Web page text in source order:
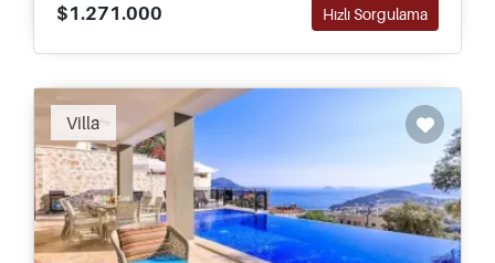
$1.271.000
Hızlı Sorgulama
Villa